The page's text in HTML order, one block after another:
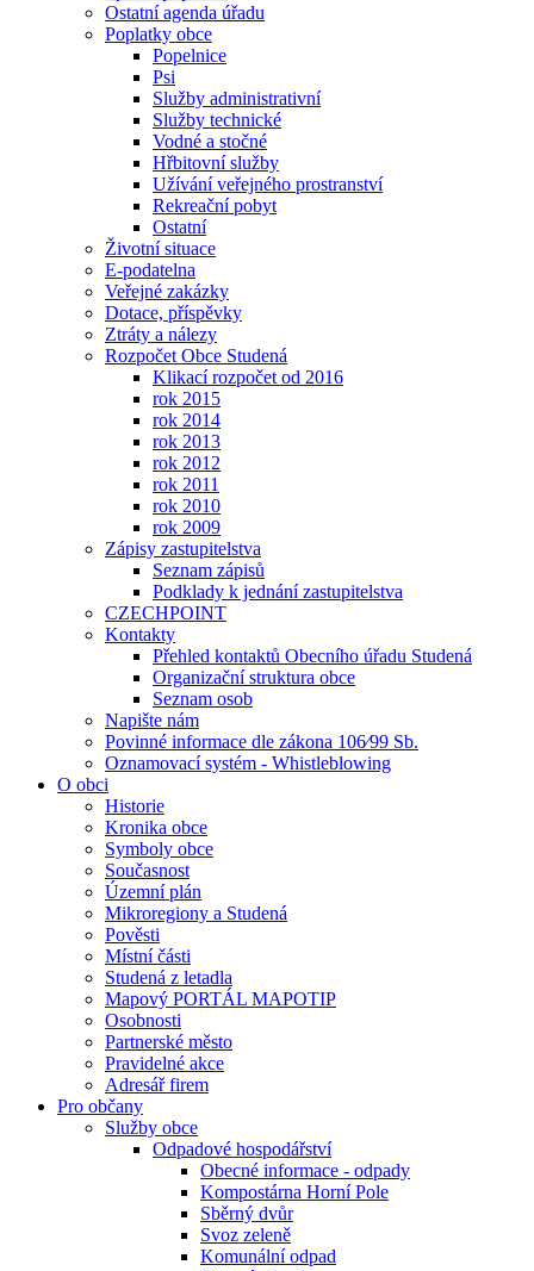
Ostatní agenda úřadu
Poplatky obce
Popelnice
Psi
Služby administrativní
Služby technické
Vodné a stočné
Hřbitovní služby
Užívání veřejného prostranství
Rekreační pobyt
Ostatní
Životní situace
E-podatelna
Veřejné zakázky
Dotace, příspěvky
Ztráty a nálezy
Rozpočet Obce Studená
Klikací rozpočet od 2016
rok 2015
rok 2014
rok 2013
rok 2012
rok 2011
rok 2010
rok 2009
Zápisy zastupitelstva
Seznam zápisů
Podklady k jednání zastupitelstva
CZECHPOINT
Kontakty
Přehled kontaktů Obecního úřadu Studená
Organizační struktura obce
Seznam osob
Napište nám
Povinné informace dle zákona 106⁄99 Sb.
Oznamovací systém - Whistleblowing
O obci
Historie
Kronika obce
Symboly obce
Současnost
Územní plán
Mikroregiony a Studená
Pověsti
Místní části
Studená z letadla
Mapový PORTÁL MAPOTIP
Osobnosti
Partnerské město
Pravidelné akce
Adresář firem
Pro občany
Služby obce
Odpadové hospodářství
Obecné informace - odpady
Kompostárna Horní Pole
Sběrný dvůr
Svoz zeleně
Komunální odpad